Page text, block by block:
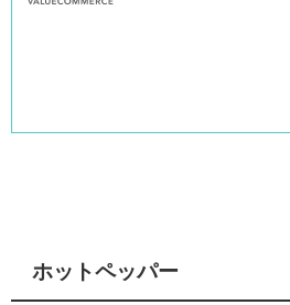
ホットペッパー